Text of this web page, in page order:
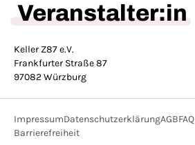
Veranstalter:in
Keller Z87 e.V.
Frankfurter Straße 87
97082 Würzburg
ImpressumDatenschutzerklärungAGBFAQ
Barrierefreiheit